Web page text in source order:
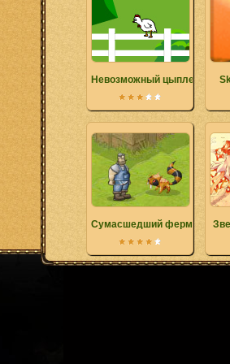
Невозможный цыпленок
Сумасшедший фермер